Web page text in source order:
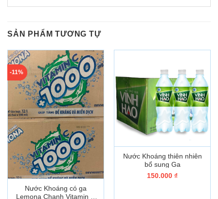
SẢN PHẨM TƯƠNG TỰ
-11%
Nước Khoáng có ga
Lemona Chanh Vitamin C
Nước Khoáng thiên nhiên
bổ sung Ga
150.000 ₫